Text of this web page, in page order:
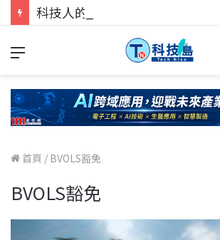
首頁 / BVOLS豁免
BVOLS豁免